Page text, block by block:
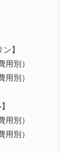
】
別）
別）
別）
別）